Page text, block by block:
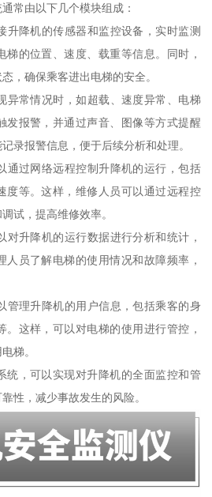
常由以下几个模块组成：
升降机的传感器和监控设备，实时监测
梯的位置、速度、载重等信息。同时，
，确保乘客进出电梯的安全。
异常情况时，如超载、速度异常、电梯
发报警，并通过声音、图像等方式提醒
录报警信息，便于后续分析和处理。
通过网络远程控制升降机的运行，包括
度等。这样，维修人员可以通过远程控
试，提高维修效率。
对升降机的运行数据进行分析和统计，
人员了解电梯的使用情况和故障频率，
管理升降机的用户信息，包括乘客的身
。这样，可以对电梯的使用进行管控，
梯。
统，可以实现对升降机的全面监控和管
性，减少事故发生的风险。